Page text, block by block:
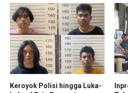
Keroyok Polisi hingga Luka-